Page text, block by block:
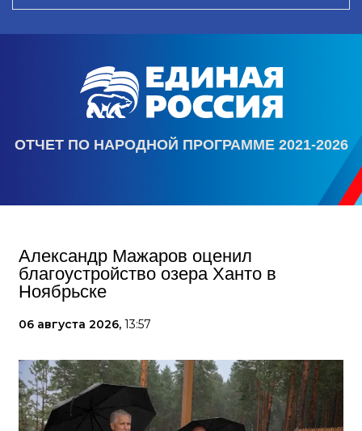
ОТЧЕТ ПО НАРОДНОЙ ПРОГРАММЕ 2021-2026
Александр Мажаров оценил
благоустройство озера Ханто в
Ноябрьске
06 августа 2026, 13:57